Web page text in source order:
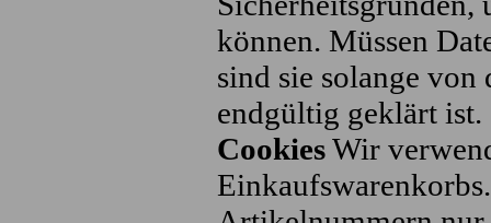
können. Müssen
sind sie solange
endgültig geklärt ist.
CookiesWir